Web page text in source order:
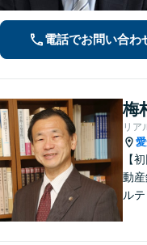
電話でお問い合わ
梅
リア
【
動
ル